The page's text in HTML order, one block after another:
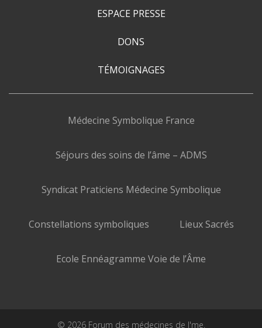
ESPACE PRESSE
DONS
TÉMOIGNAGES
Médecine Symbolique France
Séjours des soins de l’âme – ADMS
Syndicat Praticiens Médecine Symbolique
Constellations symboliques Lieux Sacrés
Ecole Ennéagramme Voie de l’Âme
© 2026 Forum des médecines de l'me.